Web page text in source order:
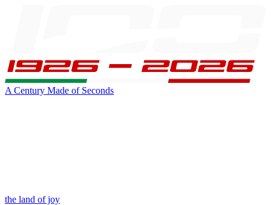
A Century Made of Seconds
the land of joy